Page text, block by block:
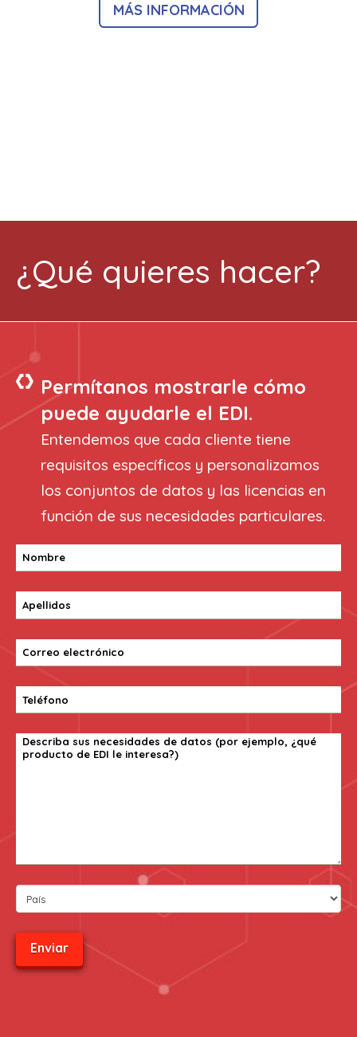
MÁS INFORMACIÓN
¿Qué quieres hacer?
Permítanos mostrarle cómo
puede ayudarle el EDI.
Entendemos que cada cliente tiene
requisitos específicos y personalizamos
los conjuntos de datos y las licencias en
función de sus necesidades particulares.